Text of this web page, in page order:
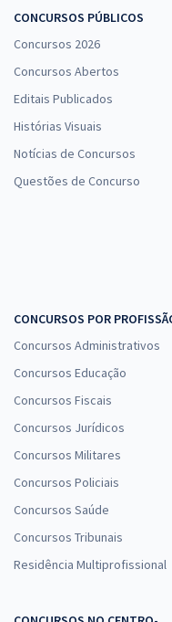
CONCURSOS PÚBLICOS
Concursos 2026
Concursos Abertos
Editais Publicados
Histórias Visuais
Notícias de Concursos
Questões de Concurso
CONCURSOS POR
Concursos Administrativos
Concursos Educação
Concursos Fiscais
Concursos Jurídicos
Concursos Militares
Concursos Policiais
Concursos Saúde
Concursos Tribunais
Residência Multiprofissional